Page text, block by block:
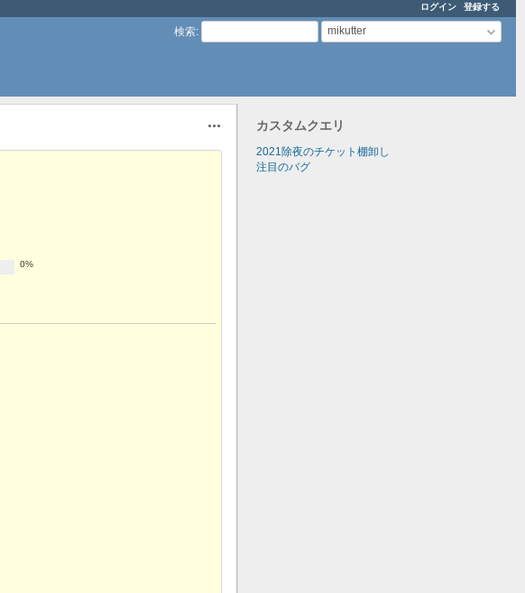
ログイン 登録する
検索: mikutter
カスタムクエリ
2021除夜のチケット棚卸し
注目のバグ
0%